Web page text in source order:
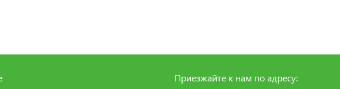
Приезжайте к нам по адресу: